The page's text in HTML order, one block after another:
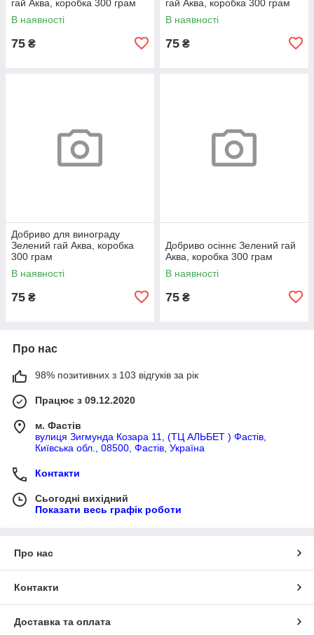
гай Аква, коробка 300 грам
В наявності
75 ₴
гай Аква, коробка 300 грам
В наявності
75 ₴
Добриво для винограду
Зелений гай Аква, коробка
300 грам
В наявності
75 ₴
Добриво осіннє Зелений гай
Аква, коробка 300 грам
В наявності
75 ₴
Про нас
98% позитивних з 103 відгуків за рік
Працює з 09.12.2020
м. Фастів
вулиця Зигмунда Козара 11, (ТЦ АЛЬБЕТ ) Фастів,
Київська обл., 08500, Фастів, Україна
Контакти
Сьогодні вихідний
Показати весь графік роботи
Про нас
Контакти
Доставка та оплата